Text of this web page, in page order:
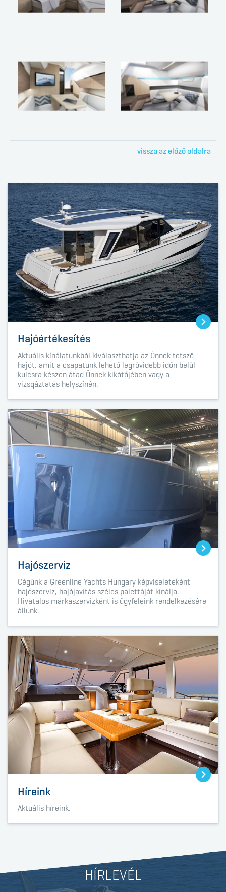
vissza az előző oldalra
Hajóértékesítés
Aktuális kínálatunkból kiválaszthatja az Önnek tetsző
hajót, amit a csapatunk lehető legrövidebb időn belül
kulcsra készen átad Önnek kikötőjében vagy a
vizsgáztatás helyszínén.
Hajószerviz
Cégünk a Greenline Yachts Hungary képviseleteként
hajószerviz, hajójavítás széles palettáját kínálja.
Hivatalos márkaszervizként is ügyfeleink rendelkezésére
állunk.
Híreink
Aktuális híreink.
HÍRLEVÉL